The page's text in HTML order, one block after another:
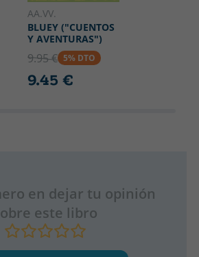
AA.VV.
BLUEY ("CUENTOS
Y AVENTURAS")
9.95 € 5% DTO
9.45 €
en dejar tu opinión
este libro